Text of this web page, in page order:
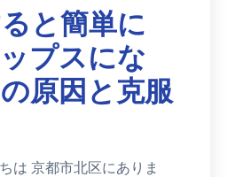
と簡単に
プスにな
原因と克服
は 京都市北区にありま